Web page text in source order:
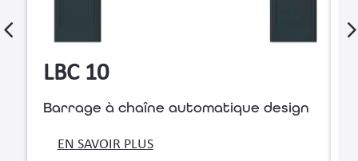
LBC 10
Barrage à chaîne automatique design
EN SAVOIR PLUS